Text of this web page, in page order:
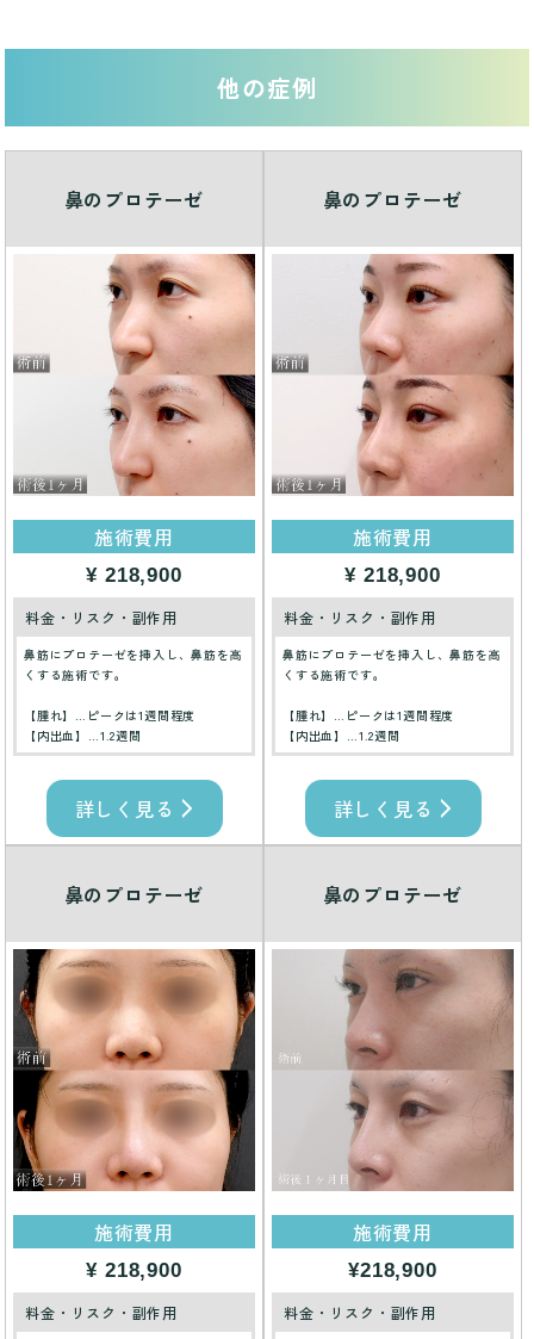
他の症例
鼻のプロテーゼ
施術費用
¥ 218,900
料金・リスク・副作用
鼻筋にプロテーゼを挿入し、鼻筋を高
くする施術です。
【腫れ】…ピークは1週間程度
【内出血】…1.2週間
詳しく見る
鼻のプロテーゼ
施術費用
¥ 218,900
料金・リスク・副作用
鼻筋にプロテーゼを挿入し、鼻筋を高
くする施術です。
【腫れ】…ピークは1週間程度
【内出血】…1.2週間
詳しく見る
鼻のプロテーゼ
施術費用
¥ 218,900
料金・リスク・副作用
鼻のプロテーゼ
施術費用
¥218,900
料金・リスク・副作用